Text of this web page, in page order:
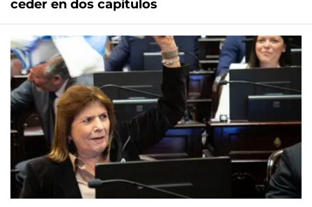
ceder en dos capítulos